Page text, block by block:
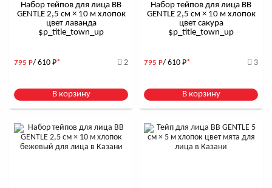
Набор тейпов для лица BB
GENTLE 2,5 см × 10 м хлопок
цвет лаванда
$р_title_town_up
795 Р/ 610 Р* 2
В корзину
Набор тейпов для лица BB
GENTLE 2,5 см × 10 м хлопок
цвет сакура
$р_title_town_up
795 Р/ 610 Р* 3
В корзину